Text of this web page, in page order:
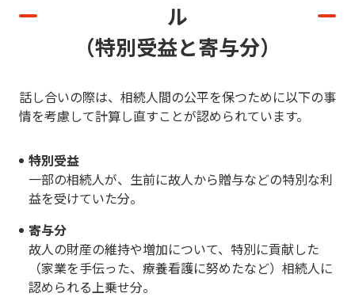
ル
（特別受益と寄与分）
話し合いの際は、相続人間の公平を保つために以下の事
情を考慮して計算し直すことが認められています。
特別受益
一部の相続人が、生前に故人から贈与などの特別な利
益を受けていた分。
寄与分
故人の財産の維持や増加について、特別に貢献した
（家業を手伝った、療養看護に努めたなど）相続人に
認められる上乗せ分。